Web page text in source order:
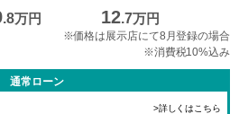
.8万円 12.7万円
※価格は展示店にて8月登録の場合
※消費税10%込み
通常ローン
>詳しくはこちら